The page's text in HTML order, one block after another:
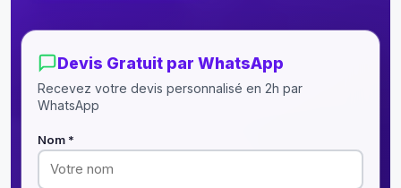
Devis Gratuit par WhatsApp
Recevez votre devis personnalisé en 2h par
WhatsApp
Nom *